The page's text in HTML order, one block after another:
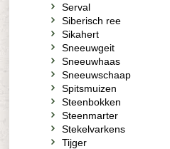
Serval
Siberisch ree
Sikahert
Sneeuwgeit
Sneeuwhaas
Sneeuwschaap
Spitsmuizen
Steenbokken
Steenmarter
Stekelvarkens
Tijger